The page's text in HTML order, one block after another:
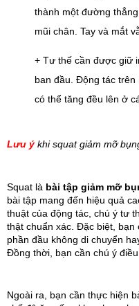
thành một đường
mũi chân. Tay và mắt
+ Tư thế cần được giữ
ban đầu. Động tác trên
có thể tăng đều lên ở
Lưu ý khi squat giảm mỡ
Squat là bài tập giảm mỡ
bài tập mang đến hiệu quả
thuật của động tác, chú ý tư
thật chuẩn xác. Đặc biệt, bạn
phần đầu không di chuyển
Đồng thời, bạn cần chú ý
Ngoài ra, bạn cần thực hiện